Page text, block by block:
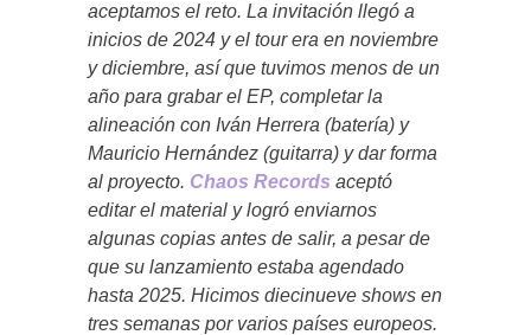
aceptamos el reto. La invitación llegó a
inicios de 2024 y el tour era en noviembre
y diciembre, así que tuvimos menos de un
año para grabar el EP, completar la
alineación con Iván Herrera (batería) y
Mauricio Hernández (guitarra) y dar forma
al proyecto. Chaos Records aceptó
editar el material y logró enviarnos
algunas copias antes de salir, a pesar de
que su lanzamiento estaba agendado
hasta 2025. Hicimos diecinueve shows en
tres semanas por varios países europeos.